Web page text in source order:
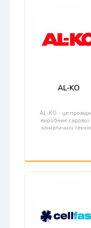
AL-KO
AL-KO - це
виробник садової
кліматичної